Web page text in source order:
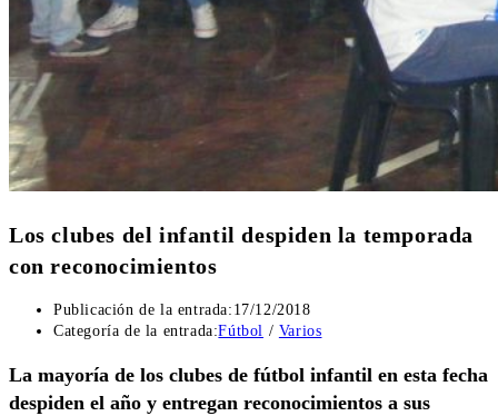
Los clubes del infantil despiden la temporada
con reconocimientos
Publicación de la entrada: 17/12/2018
Categoría de la entrada:Fútbol / Varios
La mayoría de los clubes de fútbol infantil en esta fecha
despiden el año y entregan reconocimientos a sus